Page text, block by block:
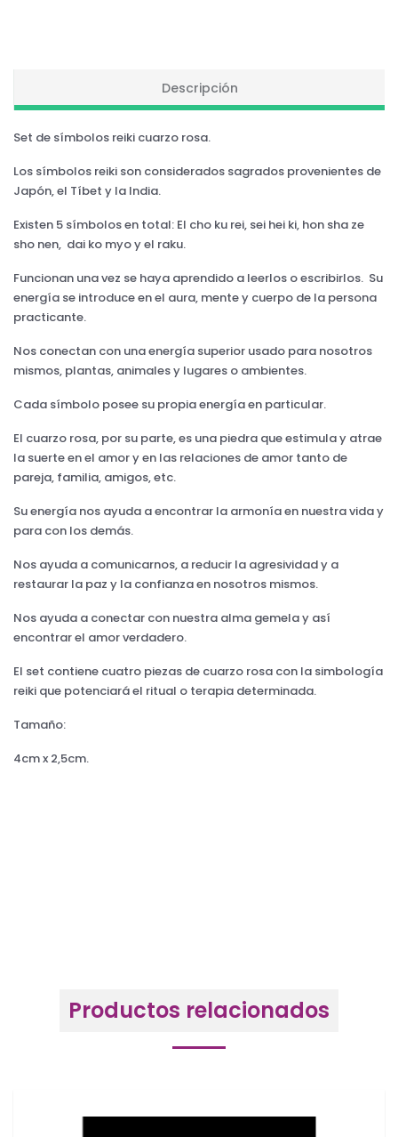
Descripción
Set de símbolos reiki cuarzo rosa.
Los símbolos reiki son considerados sagrados provenientes de
Japón, el Tíbet y la India.
Existen 5 símbolos en total: El cho ku rei, sei hei ki, hon sha ze
sho nen, dai ko myo y el raku.
Funcionan una vez se haya aprendido a leerlos o escribirlos. Su
energía se introduce en el aura, mente y cuerpo de la persona
practicante.
Nos conectan con una energía superior usado para nosotros
mismos, plantas, animales y lugares o ambientes.
Cada símbolo posee su propia energía en particular.
El cuarzo rosa, por su parte, es una piedra que estimula y atrae
la suerte en el amor y en las relaciones de amor tanto de
pareja, familia, amigos, etc.
Su energía nos ayuda a encontrar la armonía en nuestra vida y
para con los demás.
Nos ayuda a comunicarnos, a reducir la agresividad y a
restaurar la paz y la confianza en nosotros mismos.
Nos ayuda a conectar con nuestra alma gemela y así
encontrar el amor verdadero.
El set contiene cuatro piezas de cuarzo rosa con la simbología
reiki que potenciará el ritual o terapia determinada.
Tamaño:
4cm x 2,5cm.
Productos relacionados